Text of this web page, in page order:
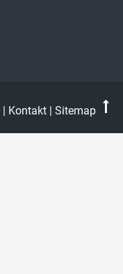
| Kontakt | Sitemap